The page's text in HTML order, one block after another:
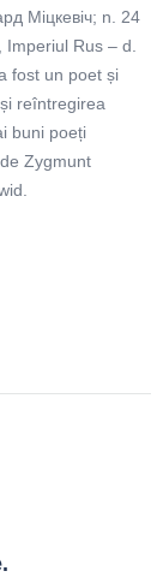
Міцкевіч; n. 24
Rus – d.
fost un poet și
reîntregirea
buni poeți
Zygmunt